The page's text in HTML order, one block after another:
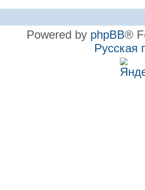
Powered by phpBB®
Русская